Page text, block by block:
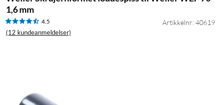
1,6 mm
4.5
(12 kundeanmeldelser)
Artikkelnr: 40619